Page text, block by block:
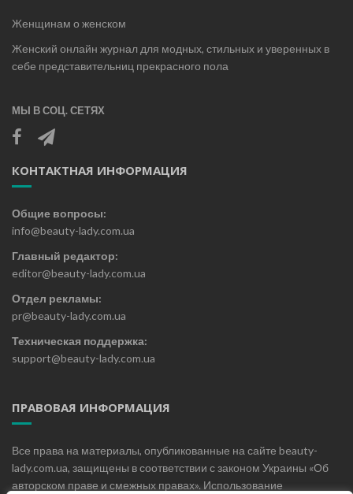
Женщинам о женском
Женский онлайн журнал для модных, стильных и уверенных в
себе представительниц прекрасного пола
МЫ В СОЦ. СЕТЯХ
КОНТАКТНАЯ ИНФОРМАЦИЯ
Общие вопросы:
info@beauty-lady.com.ua
Главный редактор:
editor@beauty-lady.com.ua
Отдел рекламы:
pr@beauty-lady.com.ua
Техническая поддержка:
support@beauty-lady.com.ua
ПРАВОВАЯ ИНФОРМАЦИЯ
Все права на материалы, опубликованные на сайте beauty-
lady.com.ua, защищены в соответствии с законом Украины «Об
авторском праве и смежных правах». Использование